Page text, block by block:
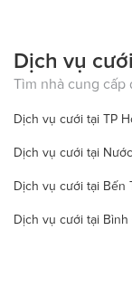
Dịch vụ
Tìm nhà cung
Dịch vụ cưới tại TP
Dịch vụ cưới tại
Dịch vụ cưới tại Bến
Dịch vụ cưới tại
Dịch vụ cưới tại